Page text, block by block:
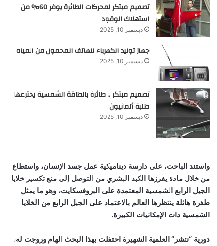
تصميم مبتكر لمحركات الطائرة يوفر 60% من
استهلاك الوقود
ديسمبر 10, 2025
جهاز توليد الكهرباء للهاتف المحمول من المياه
ديسمبر 10, 2025
تصميم مبتكر .. طائرة بالطاقة الشمسية يخترعها
طلبة ألمانيون
ديسمبر 10, 2025
واستند الباحث، على دارسة ديناميكية عمل جسد الإنسان، واستطاع
من خلال مادة يفرزها الكبد البشري من التوصل إلى منع تكسير خلايا
الجيل الرابع الشمسية المعتمدة على البروفسكايت، وهو ما يمثل
طفرة هائلة ينتظرها العالم بالاعتماد على الجيل الرابع من الخلايا
الشمسية ذات الإمكانيات الكبيرة.
دورية “نتشر” العلمية الشهيرة احتفلت بهذا البحث الهام وروجت له،